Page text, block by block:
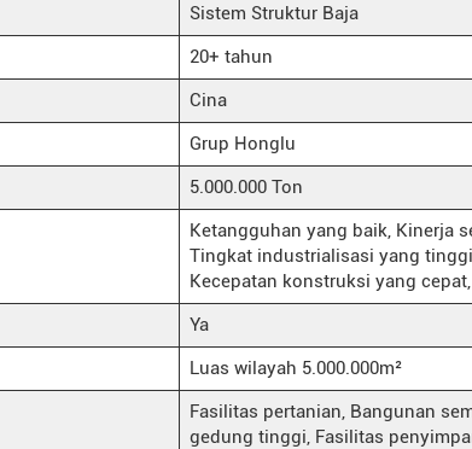
Sistem Struktur Baja
20+ tahun
Cina
Grup Honglu
5.000.000 Ton
Ketangguhan yang baik, Kinerja
Tingkat industrialisasi yang
Kecepatan konstruksi yang
Ya
Luas wilayah 5.000.000m²
Fasilitas pertanian, Bangunan
gedung tinggi, Fasilitas